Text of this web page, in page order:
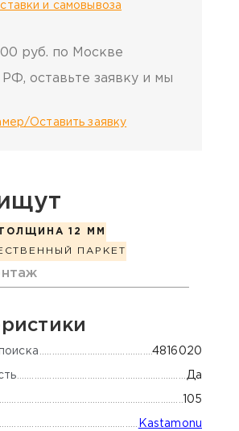
и самовывоза
руб. по Москве
оставьте заявку и мы
Оставить заявку
12 ММ
ПАРКЕТ
о товаре
4816020
Да
105
Kastamonu